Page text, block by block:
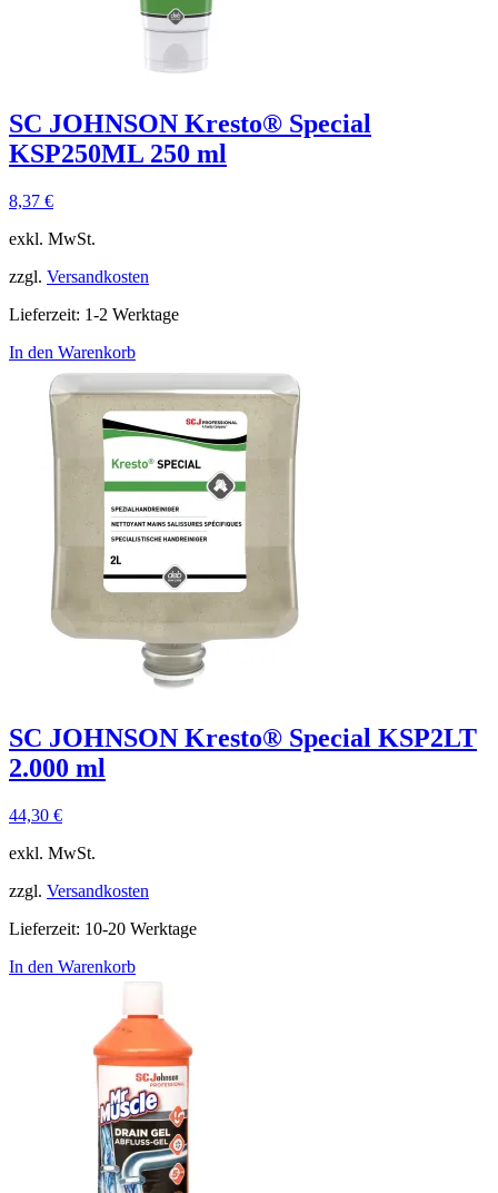
SC JOHNSON Kresto® Special
KSP250ML 250 ml
8,37 €
exkl. MwSt.
zzgl. Versandkosten
Lieferzeit: 1-2 Werktage
In den Warenkorb
SC JOHNSON Kresto® Special KSP2LT
2.000 ml
44,30 €
exkl. MwSt.
zzgl. Versandkosten
Lieferzeit: 10-20 Werktage
In den Warenkorb